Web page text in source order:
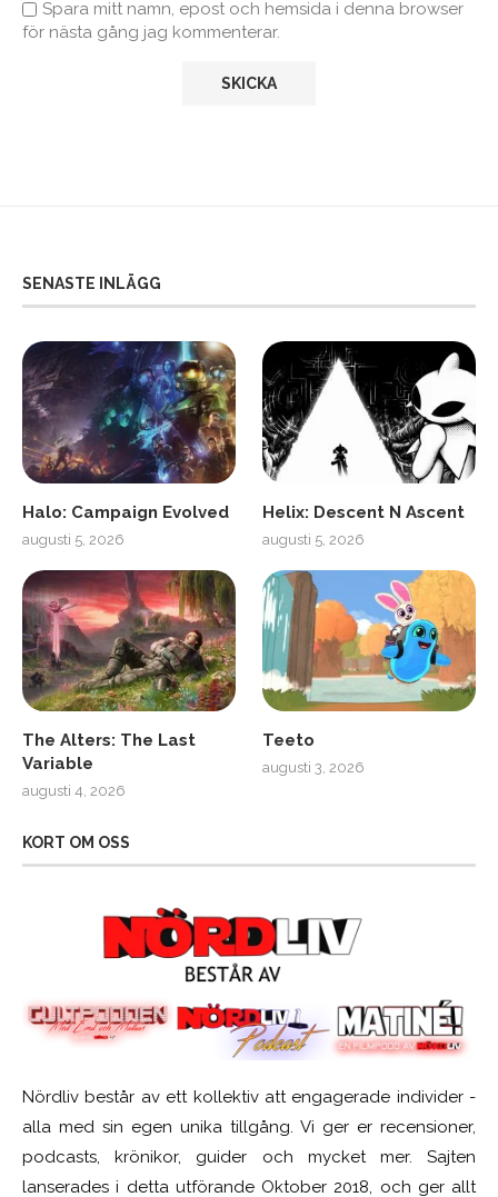
Spara mitt namn, epost och hemsida i denna browser
för nästa gång jag kommenterar.
SENASTE INLÄGG
Halo: Campaign Evolved
augusti 5, 2026
Helix: Descent N Ascent
augusti 5, 2026
The Alters: The Last
Variable
augusti 4, 2026
Teeto
augusti 3, 2026
KORT OM OSS
Nördliv består av ett kollektiv att engagerade individer -
alla med sin egen unika tillgång. Vi ger er recensioner,
podcasts, krönikor, guider och mycket mer. Sajten
lanserades i detta utförande Oktober 2018, och ger allt